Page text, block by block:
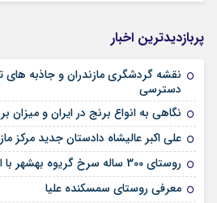
پربازدیدترین اخبار
دسترسی
نگاهی به انواع برنج در ایران و
علی‌ اکبر عالیشاه دادستان جدید
روستای 300 ساله سرخ ‌گریوه بهشهر با اهالی کردستان + تصاویر
معرفی روستای سمسکنده علیا